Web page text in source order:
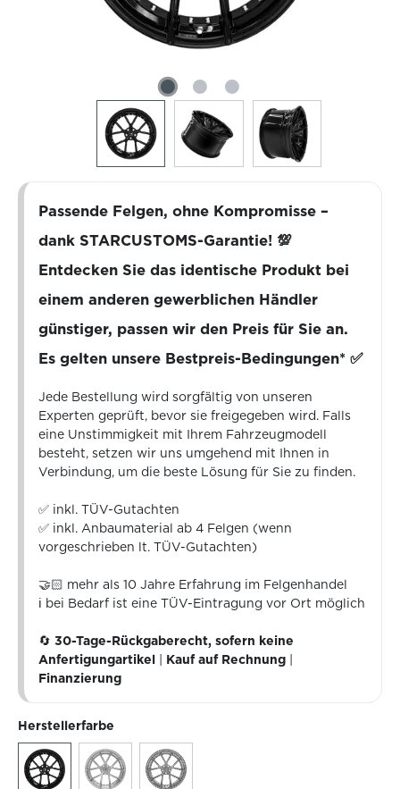
Passende Felgen, ohne Kompromisse –
dank STARCUSTOMS-Garantie! 💯
Entdecken Sie das identische Produkt bei
einem anderen gewerblichen Händler
günstiger, passen wir den Preis für Sie an.
Es gelten unsere Bestpreis-Bedingungen* ✅
Jede Bestellung wird sorgfältig von unseren
Experten geprüft, bevor sie freigegeben wird. Falls
eine Unstimmigkeit mit Ihrem Fahrzeugmodell
besteht, setzen wir uns umgehend mit Ihnen in
Verbindung, um die beste Lösung für Sie zu finden.
✅ inkl. TÜV-Gutachten
✅ inkl. Anbaumaterial ab 4 Felgen (wenn
vorgeschrieben lt. TÜV-Gutachten)
🤝🏻 mehr als 10 Jahre Erfahrung im Felgenhandel
ℹ️ bei Bedarf ist eine TÜV-Eintragung vor Ort möglich
🔄30-Tage-Rückgaberecht, sofern keine
Anfertigungartikel
Kauf auf Rechnung
Finanzierung
Herstellerfarbe